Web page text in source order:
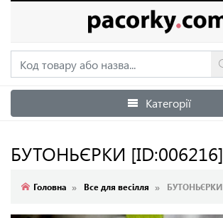
Увійти
Категорії
БУТОНЬЄРКИ [ID:006216]
Головна Все для весілля БУТОНЬЄРКИ